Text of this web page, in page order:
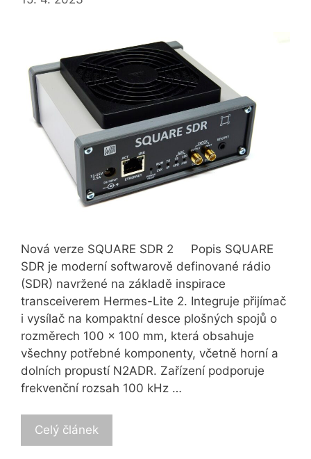
Nová verze SQUARE SDR 2 Popis SQUARE
SDR je moderní softwarově definované rádio
(SDR) navržené na základě inspirace
transceiverem Hermes-Lite 2. Integruje přijímač
i vysílač na kompaktní desce plošných spojů o
rozměrech 100 x 100 mm, která obsahuje
všechny potřebné komponenty, včetně horní a
dolních propustí N2ADR. Zařízení podporuje
frekvenční rozsah 100 kHz …
Celý článek